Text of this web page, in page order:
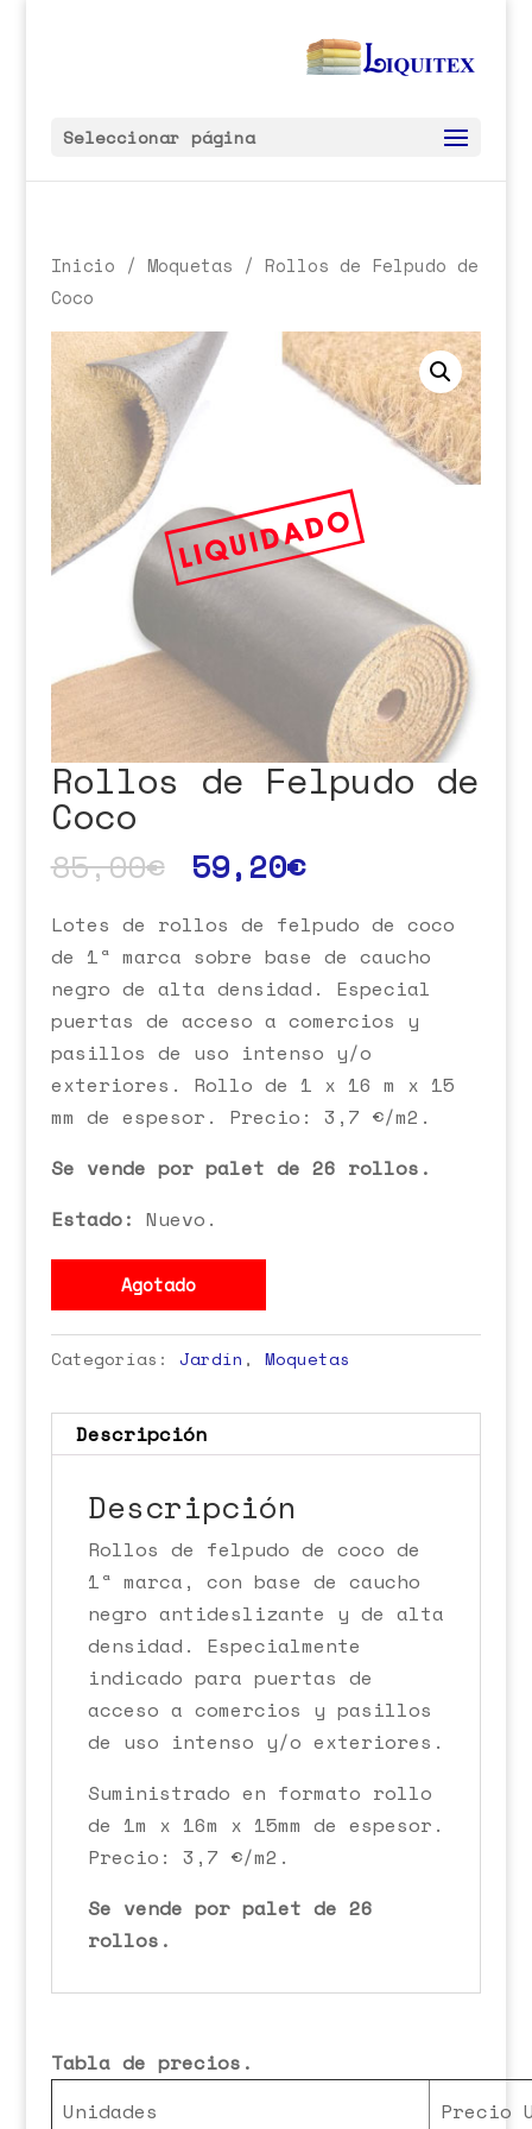
Seleccionar página
Inicio / Moquetas / Rollos de Felpudo de
Coco
Rollos de Felpudo de
Coco
85,00€ 59,20€
Lotes de rollos de felpudo de coco
de 1ª marca sobre base de caucho
negro de alta densidad. Especial
puertas de acceso a comercios y
pasillos de uso intenso y/o
exteriores. Rollo de 1 x 16 m x 15
mm de espesor. Precio: 3,7 €/m2.
Se vende por palet de 26 rollos.
Estado: Nuevo.
Agotado
Categorías: Jardín , Moquetas
Descripción
Descripción
Rollos de felpudo de coco de
1ª marca, con base de caucho
negro antideslizante y de alta
densidad. Especialmente
indicado para puertas de
acceso a comercios y pasillos
de uso intenso y/o exteriores.
Suministrado en formato rollo
de 1m x 16m x 15mm de espesor.
Precio: 3,7 €/m2.
Se vende por palet de 26
rollos.
Tabla de precios.
Unidades
Precio